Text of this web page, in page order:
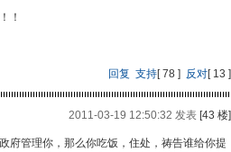
！
回复 支持[78 ] 反对[13 ]
2011-03-19 12:50:32 发表[43 楼]
府管理你，那么你吃饭，住处，祷告谁给你提